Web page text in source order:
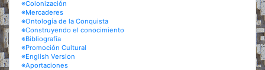
※Colonización
※Mercaderes
※Ontología de la Conquista
※Construyendo el conocimiento
※Bibliografía
※Promoción Cultural
※English Version
※Aportaciones